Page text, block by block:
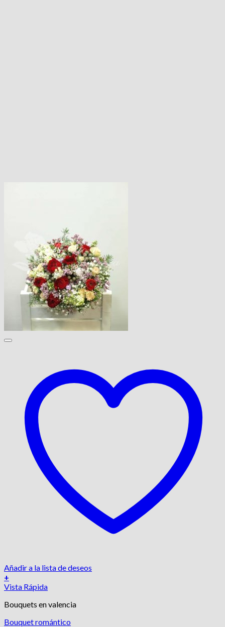
Añadir a la lista de deseos
+
Vista Rápida
Bouquets en valencia
Bouquet romántico